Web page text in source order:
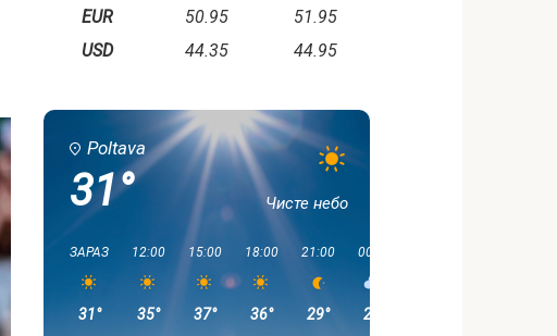
EUR
50.95
51.95
USD
44.35 44.95
Poltava
31° Чисте небо
ЗАРАЗ
31°
12:00
35°
15:00
37°
18:00
36°
21:00
29°
00:00
25°